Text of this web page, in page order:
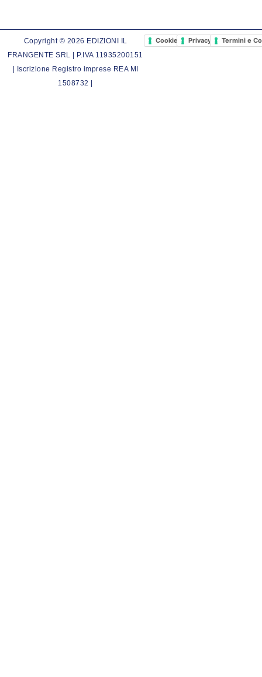
Copyright © 2026 EDIZIONI IL
FRANGENTE SRL | P.IVA 11935200151
| Iscrizione Registro imprese REA MI
1508732 |
Cookie PolicyPrivacy PolicyTermini e